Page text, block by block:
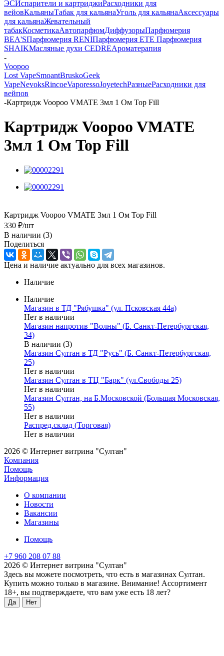
ЭСИспарители и картриджиРасходники для
вейовКальяныТабак для кальянаУголь для кальянаАксессуары
для кальянаЖевательный
табакКосметикаАвтопарфюмДиффузорыПарфюмерия
BEA'SПарфюмерия RENIПарфюмерия ETE Парфюмерия
SHAIKМасляные духи CEDREАроматерапия
-
Voopoo
Lost VapeSmoantBruskoGeek
VapeNevoksRincoeVaporessoJoyetechРазныеРасходники для
вейпов
-Картридж Voopoo VMATE 3мл 1 Ом Top Fill
Картридж Voopoo VMATE
3мл 1 Ом Top Fill
Картридж Voopoo VMATE 3мл 1 Ом Top Fill
330 ₽/шт
В наличии (3)
Поделиться
Цена и наличие актуально для всех магазинов.
Наличие
Наличие
Магазин в ТД "Рябушка" (ул. Псковская 44а)
Нет в наличии
Магазин напротив "Волны" (Б. Санкт-Петербургская,
34)
В наличии (3)
Магазин Султан в ТД "Русь" (Б. Санкт-Петербургская,
25)
Нет в наличии
Магазин Султан в ТЦ "Барк" (ул.Свободы 25)
Нет в наличии
Магазин Султан, на Б.Московской (Большая Московская,
55)
Нет в наличии
Распред.склад (Торговая)
Нет в наличии
2026 © Интернет витрина "Султан"
Компания
Помощь
Информация
О компании
Новости
Вакансии
Магазины
Помощь
+7 960 208 07 88
2026 © Интернет витрина "Султан"
Здесь вы можете посмотреть, что есть в магазинах Султан.
Купить можно только в магазине. Внимание! Ассортимент
18+, вы подтверждаете, что вам уже есть 18 лет?